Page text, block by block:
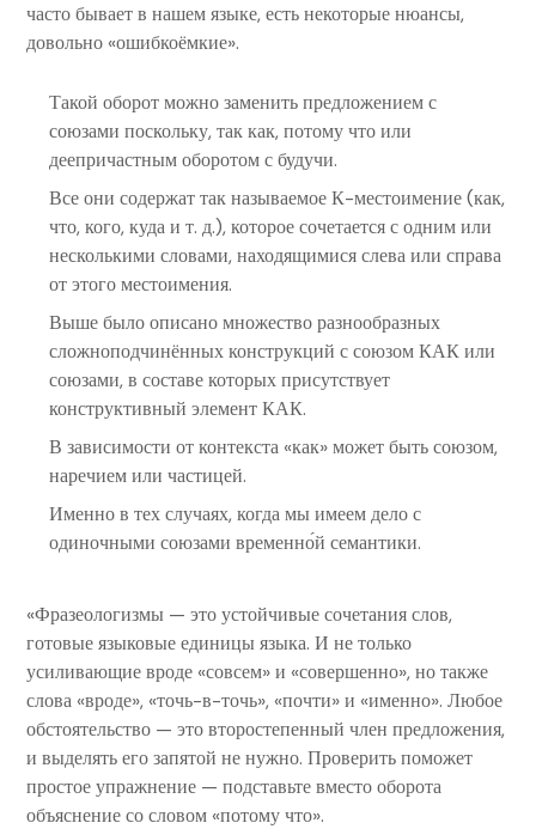
часто бывает в нашем языке, есть некоторые нюансы,
довольно «ошибкоёмкие».
Такой оборот можно заменить предложением с
союзами поскольку, так как, потому что или
деепричастным оборотом с будучи.
Все они содержат так называемое К-местоимение (как,
что, кого, куда и т. д.), которое сочетается с одним или
несколькими словами, находящимися слева или справа
от этого местоимения.
Выше было описано множество разнообразных
сложноподчинённых конструкций с союзом КАК или
союзами, в составе которых присутствует
конструктивный элемент КАК.
В зависимости от контекста «как» может быть союзом,
наречием или частицей.
Именно в тех случаях, когда мы имеем дело с
одиночными союзами временно́й семантики.
«Фразеологизмы — это устойчивые сочетания слов,
готовые языковые единицы языка. И не только
усиливающие вроде «совсем» и «совершенно», но также
слова «вроде», «точь-в-точь», «почти» и «именно». Любое
обстоятельство — это второстепенный член предложения,
и выделять его запятой не нужно. Проверить поможет
простое упражнение — подставьте вместо оборота
объяснение со словом «потому что».